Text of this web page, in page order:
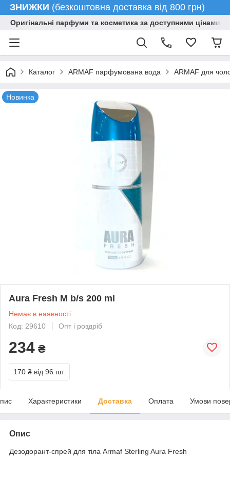
ЗНИЖКИ (безкоштовна доставка від 800 грн)
Оригінальні парфуми та косметика за доступними цінами
Каталог ARMAF парфумована вода ARMAF для
Новинка
Aura Fresh M b/s 200 ml
Немає в наявності
Код: 29610
Опт і роздріб
234 ₴
170 ₴ від 96 шт.
Характеристики Доставка Оплата Умови
Опис
Дезодорант-спрей для тіла Armaf Sterling Aura Fresh